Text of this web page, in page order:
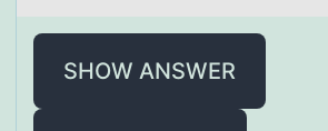
SHOW ANSWER